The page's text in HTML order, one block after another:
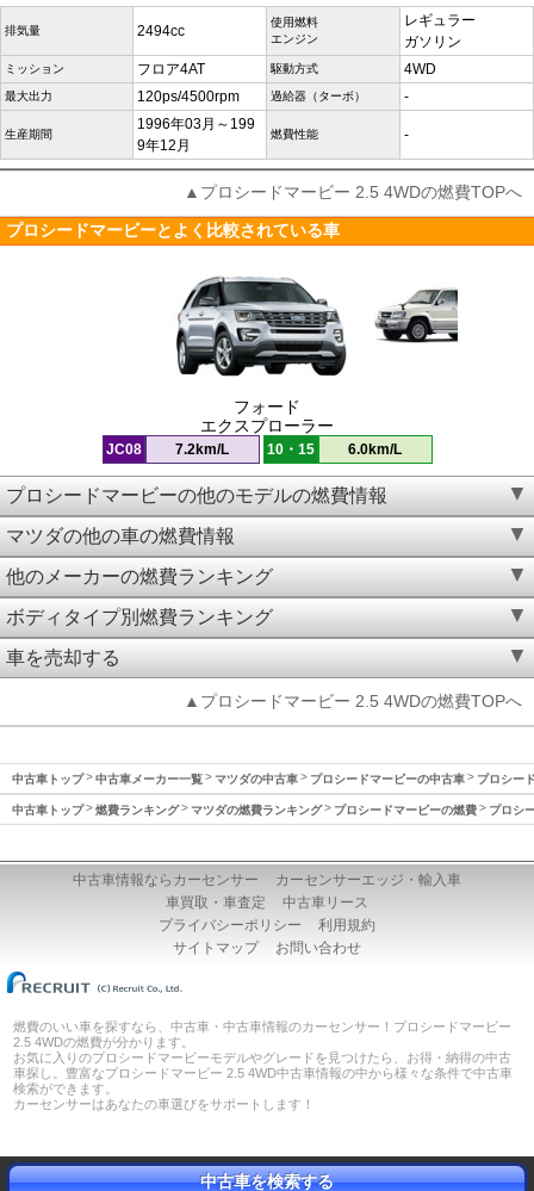
排気量 2494cc
使用燃料
エンジン
レギュラー
ガソリン
ミッション フロア4AT 駆動方式 4WD
最大出力 120ps/4500rpm 過給器（ターボ） -
生産期間
1996年03月～199
9年12月
燃費性能 -
▲プロシードマービー 2.5 4WDの燃費TOPへ
プロシードマービーとよく比較されている車
フォード
エクスプローラー
JC08 7.2km/L 10・15 6.0km/L
プロシードマービーの他のモデルの燃費情報
マツダの他の車の燃費情報
他のメーカーの燃費ランキング
ボディタイプ別燃費ランキング
車を売却する
▲プロシードマービー 2.5 4WDの燃費TOPへ
中古車トップ 中古車メーカー一覧 マツダの中古車 プロシードマービーの中古車 プロシー
中古車トップ 燃費ランキング マツダの燃費ランキング プロシードマービーの燃費 プロシ
中古車情報ならカーセンサー
カーセンサーエッジ・輸入車
車買取・車査定
中古車リース
プライバシーポリシー
利用規約
サイトマップ
お問い合わせ
燃費のいい車を探すなら、中古車・中古車情報のカーセンサー！プロシードマービー
2.5 4WDの燃費が分かります。
お気に入りのプロシードマービーモデルやグレードを見つけたら、お得・納得の中古
車探し。豊富なプロシードマービー 2.5 4WD中古車情報の中から様々な条件で中古車
検索ができます。
カーセンサーはあなたの車選びをサポートします！
中古車を検索する